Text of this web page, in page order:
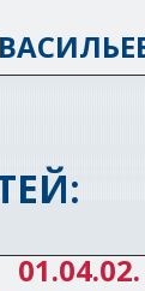
01.04.02.